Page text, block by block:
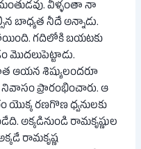
వీళ్ళంతా నా
బాధ్యత నీదే అన్నాడు.
గదిలోకి బయటకు
మొదలుపెట్టాడు.
ఆయన శిష్యులందరూ
ప్రారంభించారు. ఆ
యొక్క రణగొణ ధ్వనులకు
అక్కడినుండి రామకృష్ణుల
రామకృష్ణ